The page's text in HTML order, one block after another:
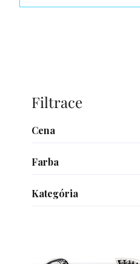
Bočný
panel
Cena
Farba
Kategória